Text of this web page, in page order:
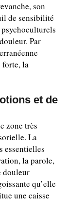
son
de sensibilité
Par
forte, la
et de
zone très
La
essentielles
la parole,
douleur
qu’elle
une caisse